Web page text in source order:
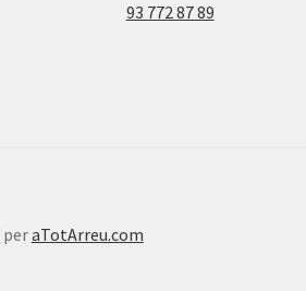
93 772 87 89
peraTotArreu.com